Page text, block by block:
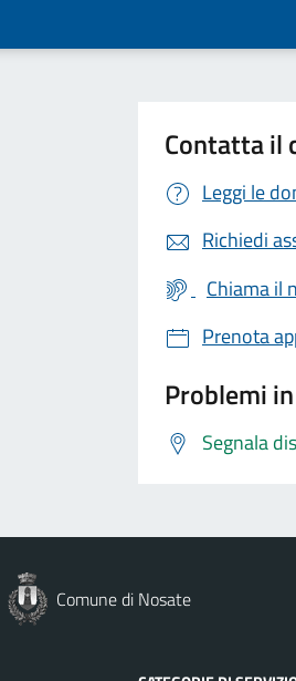
Contatta il
Leggi le
Richiedi
Chiama il
Prenota
Problemi
Segnala
Comune di Nosate